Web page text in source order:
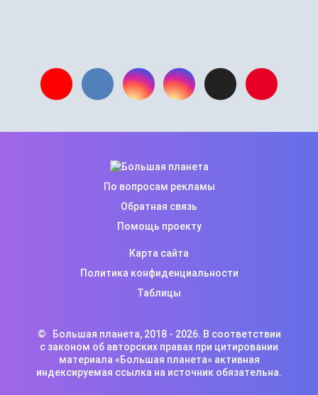
Карта сайта
Политика конфиденциальности
Таблицы
По вопросам рекламы
Обратная связь
Помощь проекту
© Большая планета, 2018 - 2026. В соответствии
с законом об авторских правах при цитировании
материала «Большая планета» активная
индексируемая ссылка на источник обязательна.